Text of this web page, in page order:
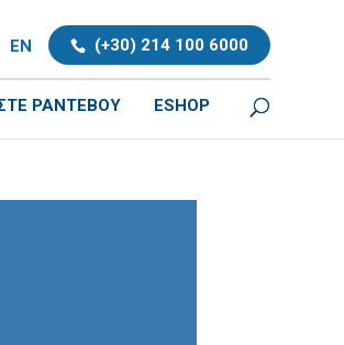
(+30) 214 100 6000
EN
ΡΑΝΤΕΒΟΎ ESHOP